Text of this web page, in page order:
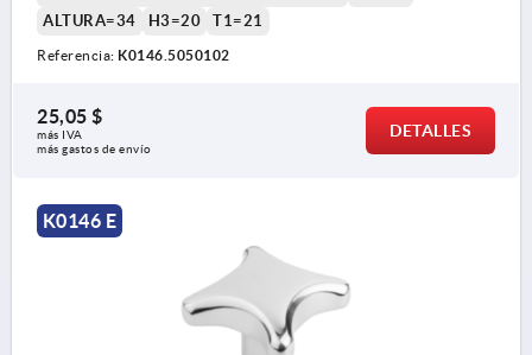
ALTURA=34
H3=20 T1=21
Referencia: K0146.5050102
25,05 $
más IVA
más gastos de envío
DETALLES
K0146 E